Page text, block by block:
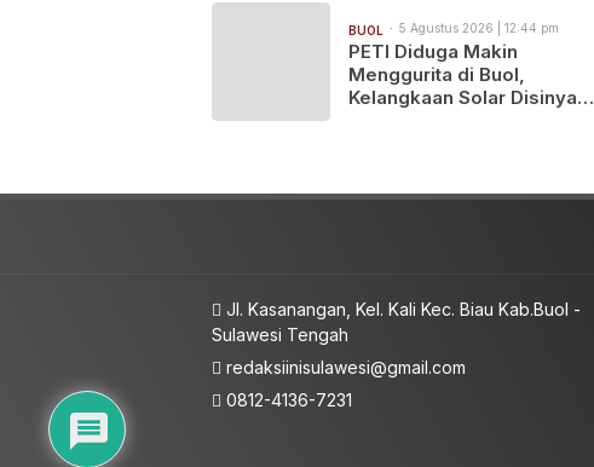
BUOL 5 Agustus 2026 | 12:44 pm
PETI Diduga Makin
Menggurita di Buol,
Kelangkaan Solar Disinyalir
Jl. Kasanangan, Kel. Kali Kec. Biau Kab.Buol -
Sulawesi Tengah
redaksiinisulawesi@gmail.com
0812-4136-7231